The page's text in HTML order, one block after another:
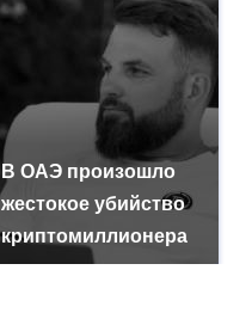
В ОАЭ произошло
жестокое убийство
криптомиллионера